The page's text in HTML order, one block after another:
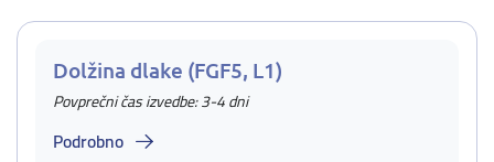
Dolžina dlake (FGF5, L1)
Povprečni čas izvedbe: 3-4 dni
Podrobno